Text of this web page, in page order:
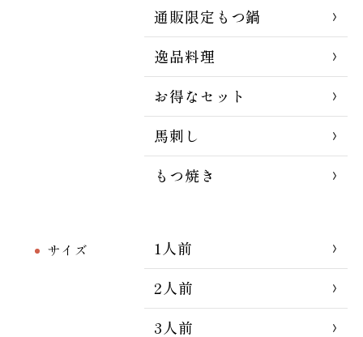
通販限定もつ鍋
逸品料理
お得なセット
馬刺し
もつ焼き
サイズ
1人前
2人前
3人前